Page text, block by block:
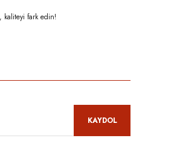
kaliteyi fark edin!
KAYDOL